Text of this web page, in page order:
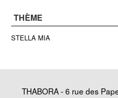
THÈME
STELLA MIA
THABORA - 6 rue des